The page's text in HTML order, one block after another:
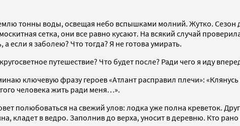
тонны воды, освещая небо вспышками молний. Жутко. Сезон
сетка, они все равно кусают. На всякий случай
я заболею? Что тогда? Я не готова умирать.
путешествие? Что будет после? Ради чего я иду
ключевую фразу героев «Атлант расправил плечи»:
человека жить ради меня…».
полюбоваться на свежий улов: лодка уже полна креветок.
кладет в ведро. Заполнив до верха, уносит в деревню. Кто